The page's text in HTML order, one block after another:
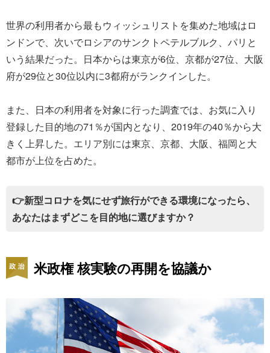
世界の利用者から最もウィッシュリストを集めた地域はロ
ンドンで、次いでロシアのサンクトペテルブルク、パリと
いう結果だった。日本からは東京が6位、京都が27位、大阪
府が29位と30位以内に3都府がランクインした。
また、日本の利用者を対象に行った調査では、お気に入り
登録した目的地の71％が国内となり、2019年の40％から大
きく上昇した。エリア別には東京、京都、大阪、福岡と大
都市が上位を占めた。
👉新型コロナを気にせず旅行ができる環境になったら、
あなたはまずどこを目的地に選びますか？
米政権 核実験の再開を協議か